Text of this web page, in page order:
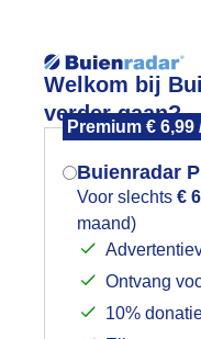
Welkom bij
verder gaan?
Premium € 6,99
Buienradar
Voor slechts €
maand)
Ontvang
10%
Foto en
Mogen we